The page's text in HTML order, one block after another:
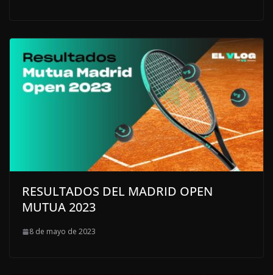
RESULTADOS DEL MADRID OPEN
MUTUA 2023
8 de mayo de 2023